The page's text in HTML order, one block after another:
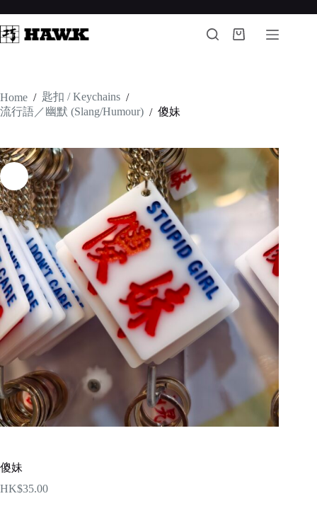
to
content
Shopping
Home / 匙扣 / Keychains /
流行語／幽默 (Slang/Humour) / 傻妹
傻妹
HK$35.00